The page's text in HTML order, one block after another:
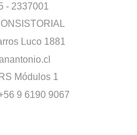
- 2337001
Luco 1881
Módulos 1
9 6190 9067